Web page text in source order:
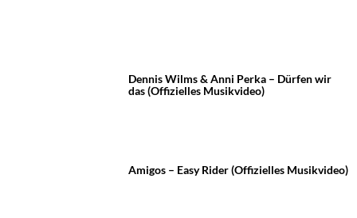
Dennis Wilms & Anni Perka – Dürfen wir
das (Offizielles Musikvideo)
Amigos – Easy Rider (Offizielles Musikvideo)